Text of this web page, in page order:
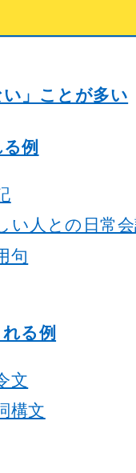
」ことが多い
例
い人との日常
句
る例
文
構文